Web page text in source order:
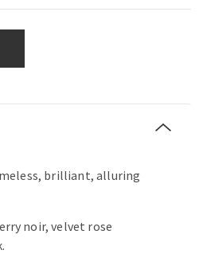
brilliant, alluring
noir, velvet rose